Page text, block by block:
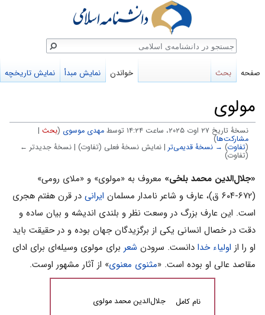
مولوی
نسخهٔ تاریخ ‏۲۷ اوت ۲۰۲۵، ساعت ۱۴:۲۴ توسط مهدی موسوی (بحث |
مشارکت‌ها)
(تفاوت) → نسخهٔ قدیمی‌تر| نمایش نسخهٔ فعلی (تفاوت) | نسخهٔ جدیدتر ←
(تفاوت)
پرش
به
ناوبری
پرش
به
جستجو
«جلال‌الدین محمد بلخی» معروف به «مولوی» و «ملای رومی»
(۶۷۲-۶۰۴ ق)، عارف و شاعر نامدار مسلمان
ایرانی در قرن هفتم هجری
است. این عارف بزرگ در وسعت نظر و بلندی اندیشه و بیان ساده و
دقت در خصال انسانی یکی از برگزیدگان جهان بوده و در حقیقت باید
او را از اولیاء خدا دانست. سرودن شعر برای مولوی وسیله‌ای برای ادای
مقاصد عالی او بوده است. «مثنوی معنوی» از آثار مشهور اوست.
نام کامل
جلال‌الدین محمد مولوی
صفحه بحث خواندن نمایش مبدأ نمایش تاریخچه
جستجو